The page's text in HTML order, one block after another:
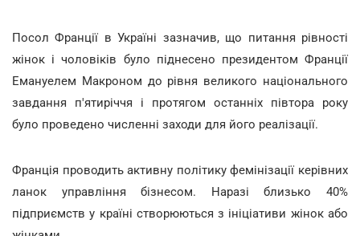
Посол Франції в Україні зазначив, що питання рівності
жінок і чоловіків було піднесено президентом Франції
Емануелем Макроном до рівня великого національного
завдання п'ятиріччя і протягом останніх півтора року
було проведено численні заходи для його реалізації.
Франція проводить активну політику фемінізації керівних
ланок управління бізнесом. Наразі близько 40%
підприємств у країні створюються з ініціативи жінок або